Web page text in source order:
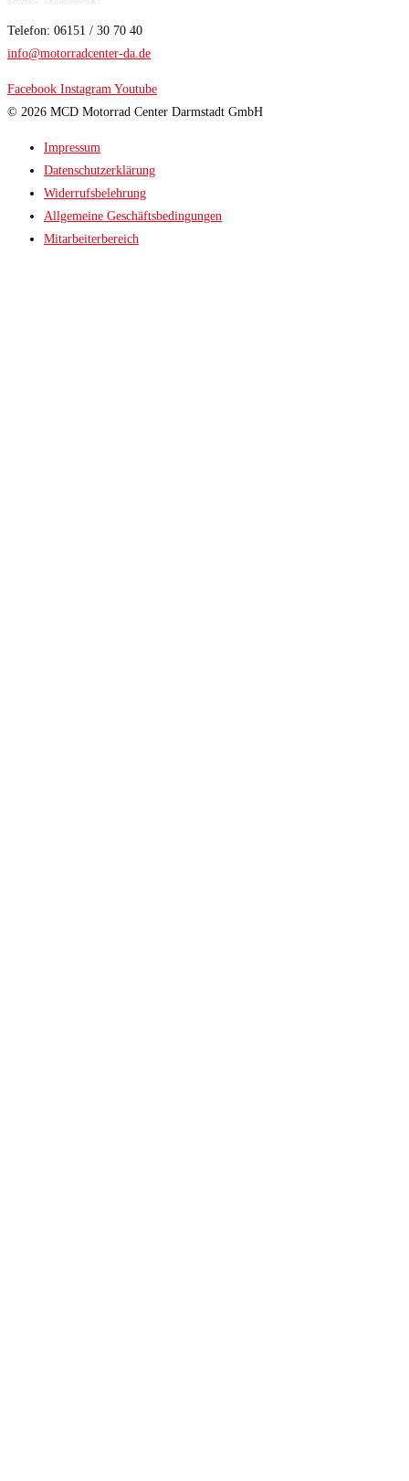
Telefon: 06151 / 30 70 40
info@motorradcenter-da.de
Facebook Instagram Youtube
© 2026 MCD Motorrad Center Darmstadt GmbH
Impressum
Datenschutzerklärung
Widerrufsbelehrung
Allgemeine Geschäftsbedingungen
Mitarbeiterbereich